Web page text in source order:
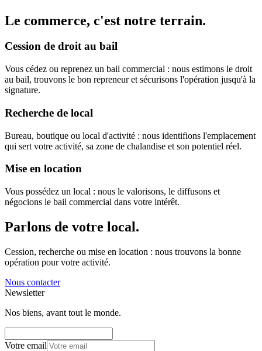
Le commerce, c'est notre terrain.
Cession de droit au bail
Vous cédez ou reprenez un bail commercial : nous estimons le droit
au bail, trouvons le bon repreneur et sécurisons l'opération jusqu'à la
signature.
Recherche de local
Bureau, boutique ou local d'activité : nous identifions l'emplacement
qui sert votre activité, sa zone de chalandise et son potentiel réel.
Mise en location
Vous possédez un local : nous le valorisons, le diffusons et
négocions le bail commercial dans votre intérêt.
Parlons de votre local.
Cession, recherche ou mise en location : nous trouvons la bonne
opération pour votre activité.
Nous contacter
Newsletter
Nos biens, avant tout le monde.
Votre email